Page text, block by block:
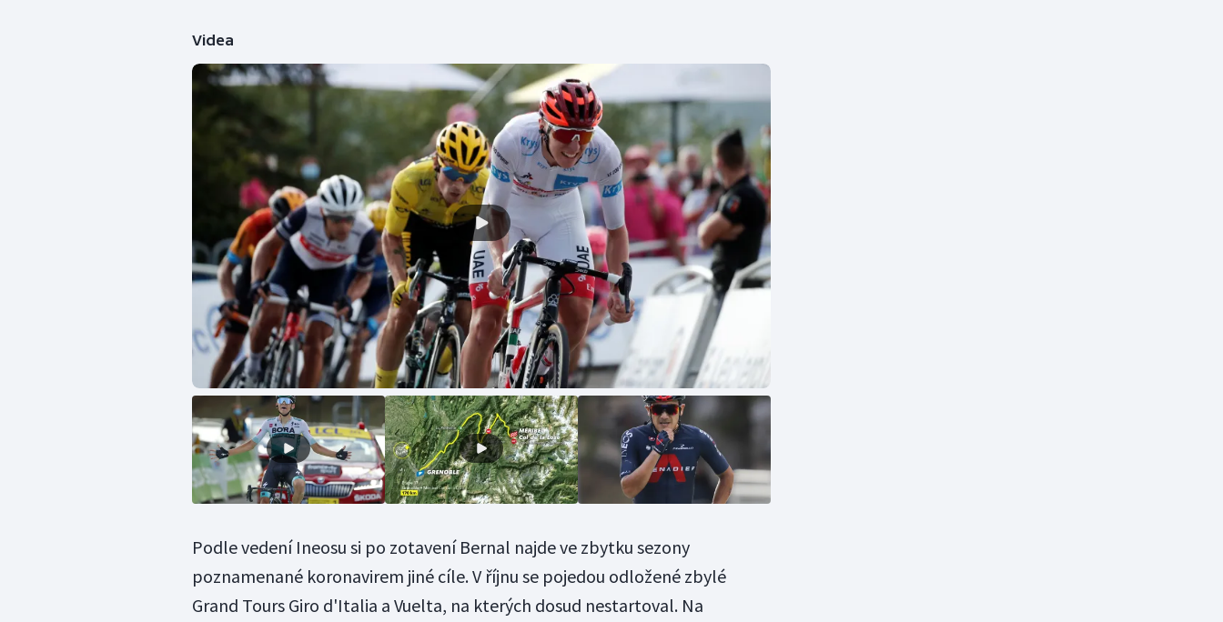
Videa
Podle vedení Ineosu si po zotavení Bernal najde ve zbytku sezony
poznamenané koronavirem jiné cíle. V říjnu se pojedou odložené zbylé
Grand Tours Giro d'Italia a Vuelta, na kterých dosud nestartoval. Na